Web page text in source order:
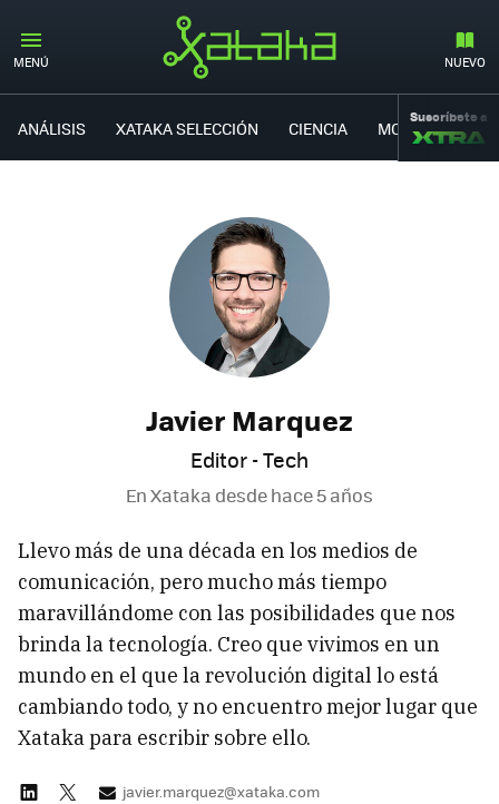
MENÚ NUEVO
ANÁLISIS XATAKA SELECCIÓN CIENCIA MOVILIDAD
Suscríbete a
Javier Marquez
Editor - Tech
En Xataka desdehace 5 años
Llevo más de una década en los medios de
comunicación, pero mucho más tiempo
maravillándome con las posibilidades que nos
brinda la tecnología. Creo que vivimos en un
mundo en el que la revolución digital lo está
cambiando todo, y no encuentro mejor lugar que
Xataka para escribir sobre ello.
javier.marquez@xataka.com